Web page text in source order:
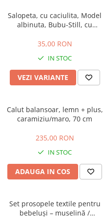
Salopeta, cu caciulita, Model
albinuta, Bubu-Still, cu
35,00 RON
IN STOC
VEZI VARIANTE
Calut balansoar, lemn + plus,
caramiziu/maro, 70 cm
235,00 RON
IN STOC
ADAUGA IN COS
Set prosopele textile pentru
bebeluși – muselină /